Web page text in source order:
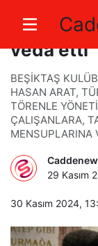
Hasan
veda etti
BEŞİKTAŞ
HASAN ARAT,
TÖRENLE
ÇALIŞANLARA,
MENSUPLARINA
29 Kasım
30 Kasım 2024,